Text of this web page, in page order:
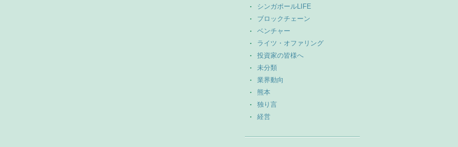
シンガポールLIFE
ブロックチェーン
ベンチャー
ライツ・オファリング
投資家の皆様へ
未分類
業界動向
熊本
独り言
経営